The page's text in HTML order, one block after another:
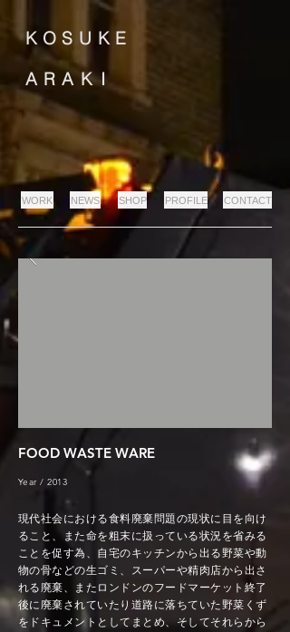
K OS U K E
A RA KI
WORK NEWS SHOP PROFILE CONTACT
FOOD WASTE WARE
Year / 2013
現代社会における食料廃棄問題の現状に目を向け
ること、また命を粗末に扱っている状況を省みる
ことを促す為、自宅のキッチンから出る野菜や動
物の骨などの生ゴミ、スーパーや精肉店から出さ
れる廃棄、またロンドンのフードマーケット終了
後に廃棄されていたり道路に落ちていた野菜くず
をドキュメントとしてまとめ、そしてそれらから